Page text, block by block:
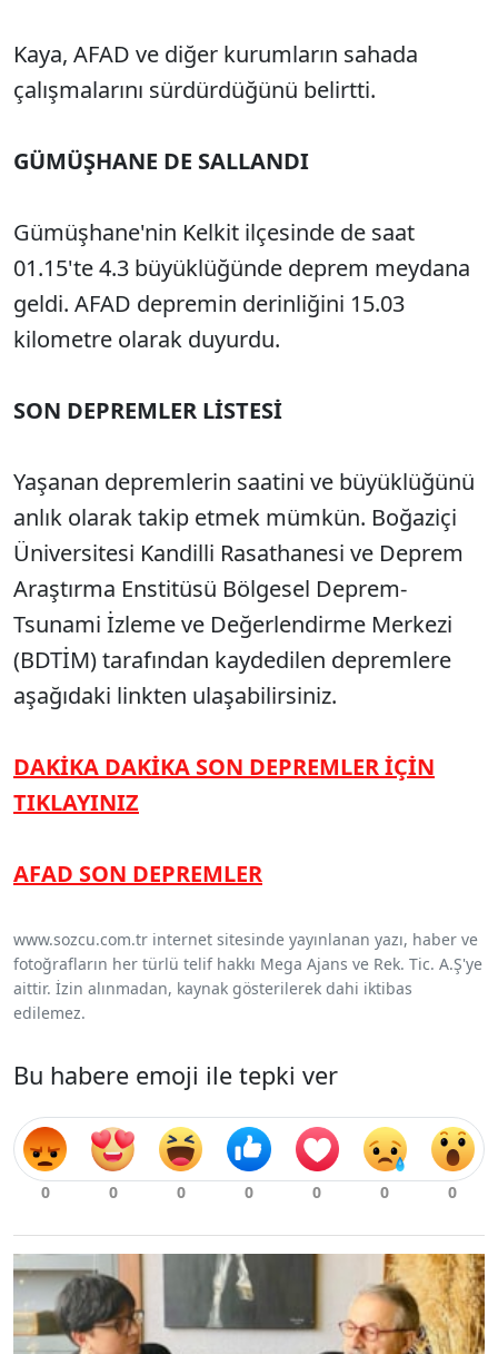
Kaya, AFAD ve diğer kurumların sahada
çalışmalarını sürdürdüğünü belirtti.
GÜMÜŞHANE DE SALLANDI
Gümüşhane'nin Kelkit ilçesinde de saat
01.15'te 4.3 büyüklüğünde deprem meydana
geldi. AFAD depremin derinliğini 15.03
kilometre olarak duyurdu.
SON DEPREMLER LİSTESİ
Yaşanan depremlerin saatini ve büyüklüğünü
anlık olarak takip etmek mümkün. Boğaziçi
Üniversitesi Kandilli Rasathanesi ve Deprem
Araştırma Enstitüsü Bölgesel Deprem-
Tsunami İzleme ve Değerlendirme Merkezi
(BDTİM) tarafından kaydedilen depremlere
aşağıdaki linkten ulaşabilirsiniz.
DAKİKA DAKİKA SON DEPREMLER İÇİN
TIKLAYINIZ
AFAD SON DEPREMLER
www.sozcu.com.tr internet sitesinde yayınlanan yazı, haber ve
fotoğrafların her türlü telif hakkı Mega Ajans ve Rek. Tic. A.Ş'ye
aittir. İzin alınmadan, kaynak gösterilerek dahi iktibas
edilemez.
Bu habere emoji ile tepki ver